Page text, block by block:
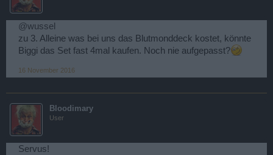
@wussel
zu 3. Alleine was bei uns das Blutmonddeck kostet, könnte
Biggi das Set fast 4mal kaufen. Noch nie aufgepasst?
16 November 2016
Bloodimary
User
Servus!